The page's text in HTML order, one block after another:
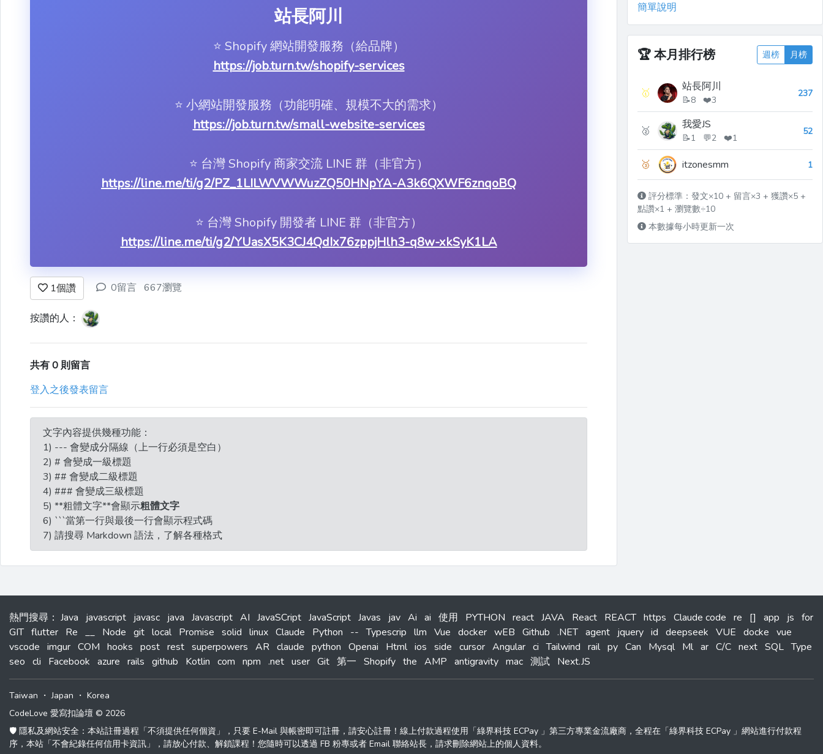
站長阿川
⭐️ Shopify 網站開發服務（給品牌）
https://job.turn.tw/shopify-services
⭐️ 小網站開發服務（功能明確、規模不大的需求）
https://job.turn.tw/small-website-services
⭐️ 台灣 Shopify 商家交流 LINE 群（非官方）
https://line.me/ti/g2/PZ_1LILWVWWuzZQ50HNpYA-A3k6QXWF6znqoBQ
⭐️ 台灣 Shopify 開發者 LINE 群（非官方）
https://line.me/ti/g2/YUasX5K3CJ4QdIx76zppjHlh3-q8w-xkSyK1LA
1個讚 0留言 667瀏覽
按讚的人：
共有 0 則留言
登入之後發表留言
文字內容提供幾種功能：
1) --- 會變成分隔線（上一行必須是空白）
2) # 會變成一級標題
3) ## 會變成二級標題
4) ### 會變成三級標題
5) **粗體文字**會顯示粗體文字
6) ```當第一行與最後一行會顯示程式碼
7) 請搜尋 Markdown 語法，了解各種格式
簡單說明
🏆本月排行榜 週榜 月榜
🥇 站長阿川
📝8 ❤️3
237
🥈 我愛JS
📝1 💬2 ❤️1
52
🥉 itzonesmm 1
評分標準：發文×10 + 留言×3 + 獲讚×5 +
點讚×1 + 瀏覽數÷10
本數據每小時更新一次
熱門搜尋 ： Java javascript javasc java Javascript AI JavaSCript JavaScript Javas jav Ai ai 使用 PYTHON react JAVA React REACT https Claude code re [] app js for
GIT flutter Re __ Node git local Promise solid linux Claude Python -- Typescrip llm Vue docker wEB Github .NET agent jquery id deepseek VUE docke vue
vscode imgur COM hooks post rest superpowers AR claude python Openai Html ios side cursor Angular ci Tailwind rail py Can Mysql Ml ar C/C next SQL Type
seo cli Facebook azure rails github Kotlin com npm .net user Git 第一 Shopify the AMP antigravity mac 測試 Next.JS
Taiwan ・Japan ・ Korea
CodeLove 愛寫扣論壇 © 2026
🛡️ 隱私及網站安全：本站註冊過程「不須提供任何個資」，只要 E-Mail 與帳密即可註冊，請安心註冊！線上付款過程使用「綠界科技 ECPay 」第三方專業金流廠商，全程在「綠界科技 ECPay 」網站進行付款程
序，本站「不會紀錄任何信用卡資訊」，請放心付款、解鎖課程！您隨時可以透過 FB 粉專或者 Email 聯絡站長，請求刪除網站上的個人資料。